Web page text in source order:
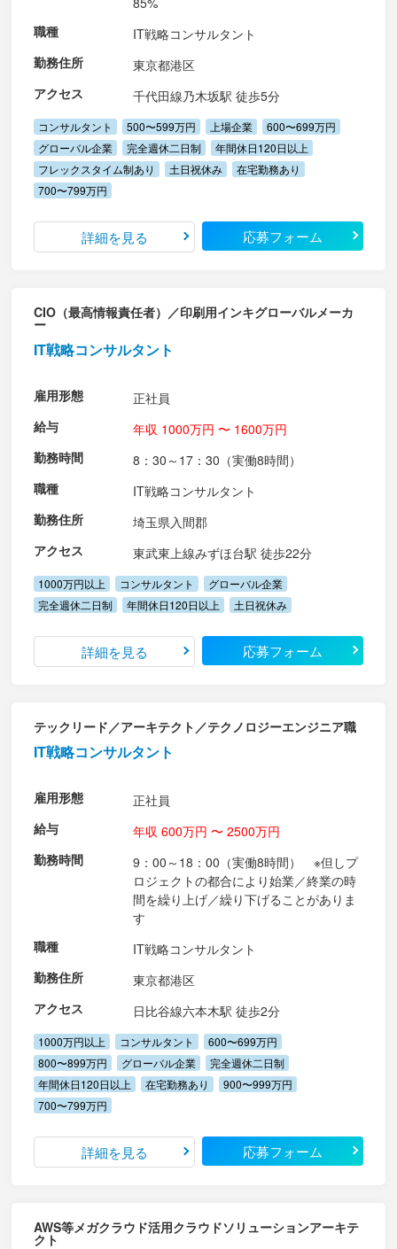
職種
IT戦略コンサルタント
勤務住所
東京都港区
アクセス
千代田線乃木坂駅 徒歩5分
コンサルタント 500〜599万円 上場企業
600〜699万円
グローバル企業
完全週休二日制
年間休日120日以上
フレックスタイム制あり
土日祝休み
在宅勤務あり
700〜799万円
詳細を見る 応募フォーム
CIO（最高情報責任者）／印刷用インキグローバルメーカ
ー
IT戦略コンサルタント
雇用形態
正社員
給与
年収 1000万円 〜 1600万円
勤務時間
8：30～17：30（実働8時間）
職種
IT戦略コンサルタント
勤務住所
埼玉県入間郡
アクセス
東武東上線みずほ台駅 徒歩22分
1000万円以上 コンサルタント
グローバル企業
完全週休二日制
年間休日120日以上 土日祝休み
詳細を見る 応募フォーム
テックリード／アーキテクト／テクノロジーエンジニア職
IT戦略コンサルタント
雇用形態
正社員
給与
年収 600万円 〜 2500万円
勤務時間
9：00～18：00（実働8時間） ※但しプ
ロジェクトの都合により始業／終業の時
間を繰り上げ／繰り下げることがありま
す
職種
IT戦略コンサルタント
勤務住所
東京都港区
アクセス
日比谷線六本木駅 徒歩2分
1000万円以上 コンサルタント
600〜699万円
800〜899万円
グローバル企業
完全週休二日制
年間休日120日以上
在宅勤務あり
900〜999万円
700〜799万円
詳細を見る 応募フォーム
AWS等メガクラウド活用クラウドソリューションアーキテ
クト